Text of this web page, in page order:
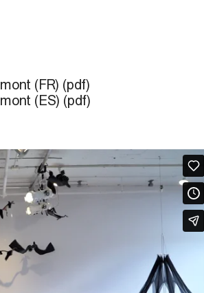
(FR) (pdf)
(ES) (pdf)